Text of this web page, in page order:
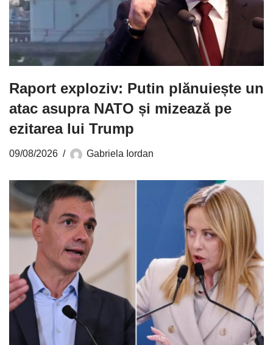
Raport exploziv: Putin plănuiește un
atac asupra NATO și mizează pe
ezitarea lui Trump
09/08/2026 Gabriela Iordan